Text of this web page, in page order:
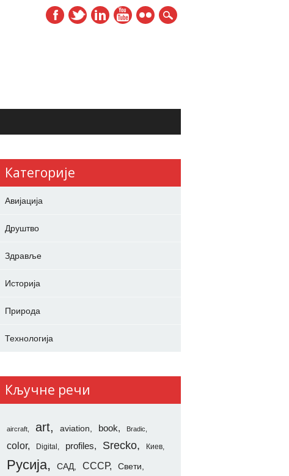
Категорије
Авијација
Друштво
Здравље
Историја
Природа
Технологија
Кључне речи
aircraft art aviation book Bradic
color Digital profiles Srecko Киев
Русија САД СССР Свети